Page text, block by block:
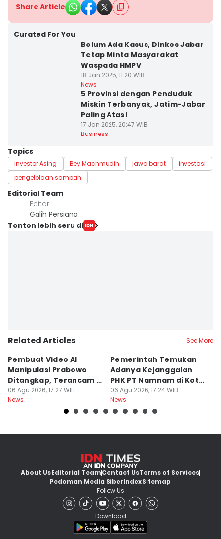
Share Article
Curated For You
Belum Ada Kasus, Dinkes Jabar
Tetap Minta Masyarakat
Waspada HMPV
18 Jan 2025, 11:20 WIB
News
5 Provinsi dengan Penduduk
Miskin Terbanyak, Jatim-Jabar
Paling Atas!
17 Jan 2025, 20:47 WIB
Business
Topics
Investor Asing Bey Machmudin jawa barat
investasi
pengelolaan sampah
Editorial Team
Editor
Galih Persiana
Tonton lebih seru di
Related Articles See More
Pembuat Video AI
Manipulasi Prabowo
Ditangkap, Terancam 12
Tahun Bui
06 Agu 2026, 17:27 WIB
News
Pemerintah Temukan
Adanya Kejanggalan
PHK PT Namnam di Kota
Cimahi
06 Agu 2026, 17:24 WIB
News
About UsEditorial TeamContact UsTerms of Services
Pedoman Media SiberIndexSitemap
Follow Us
Download